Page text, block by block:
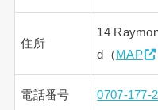
住所
14
d（ MAP
電話番号 0707-177-